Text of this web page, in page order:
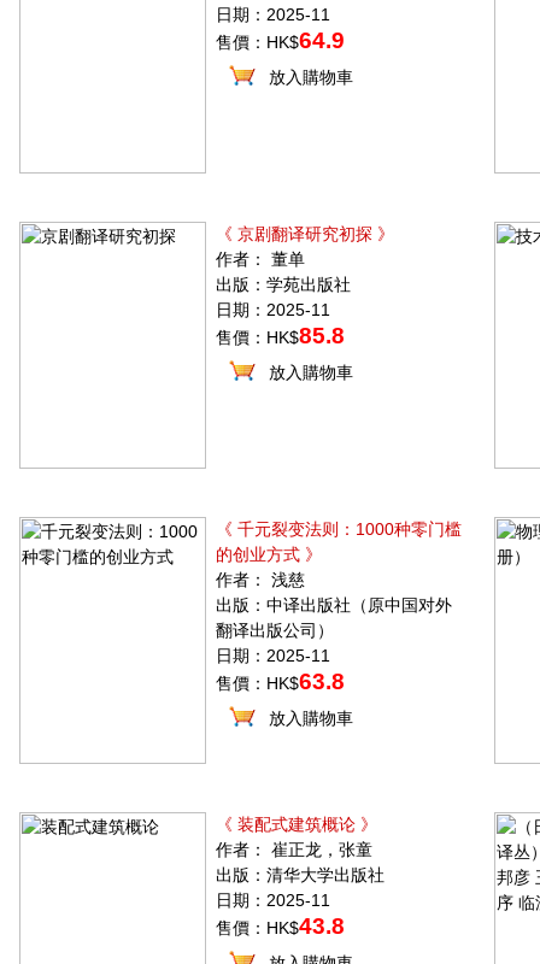
日期：2025-11
售價：HK$64.9
放入購物車
《 京剧翻译研究初探 》
作者： 董单
出版：学苑出版社
日期：2025-11
售價：HK$85.8
放入購物車
《 千元裂变法则：1000种零门槛
的创业方式 》
作者： 浅慈
出版：中译出版社（原中国对外
翻译出版公司）
日期：2025-11
售價：HK$63.8
放入購物車
《 装配式建筑概论 》
作者： 崔正龙，张童
出版：清华大学出版社
日期：2025-11
售價：HK$43.8